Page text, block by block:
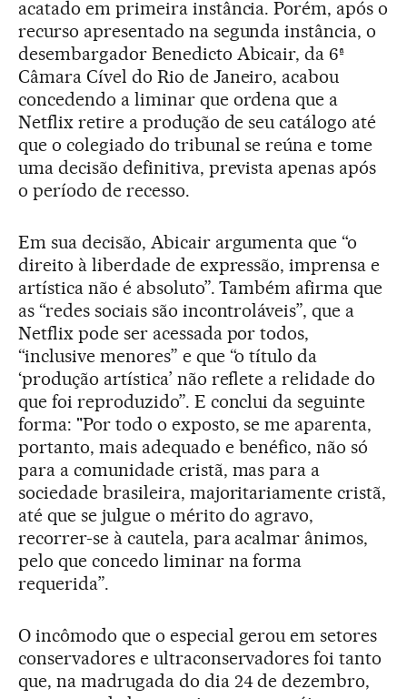
acatado em primeira instância. Porém, após o
recurso apresentado na segunda instância, o
desembargador Benedicto Abicair, da 6ª
Câmara Cível do Rio de Janeiro, acabou
concedendo a liminar que ordena que a
Netflix retire a produção de seu catálogo até
que o colegiado do tribunal se reúna e tome
uma decisão definitiva, prevista apenas após
o período de recesso.
Em sua decisão, Abicair argumenta que “o
direito à liberdade de expressão, imprensa e
artística não é absoluto”. Também afirma que
as “redes sociais são incontroláveis”, que a
Netflix pode ser acessada por todos,
“inclusive menores” e que “o título da
‘produção artística’ não reflete a relidade do
que foi reproduzido”. E conclui da seguinte
forma: "Por todo o exposto, se me aparenta,
portanto, mais adequado e benéfico, não só
para a comunidade cristã, mas para a
sociedade brasileira, majoritariamente cristã,
até que se julgue o mérito do agravo,
recorrer-se à cautela, para acalmar ânimos,
pelo que concedo liminar na forma
requerida”.
O incômodo que o especial gerou em setores
conservadores e ultraconservadores foi tanto
que, na madrugada do dia 24 de dezembro,